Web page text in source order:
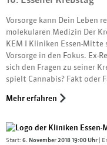
Vorsorge kann Dein Leben
molekularen Medizin Der
KEM I Kliniken Essen-Mitte
Vorsorge in den Fokus. Ex-
sich den Fragen zu seiner
spielt Cannabis? Fakt oder
Mehr erfahren
Start: 6. November 2018 19:00 Uhr |